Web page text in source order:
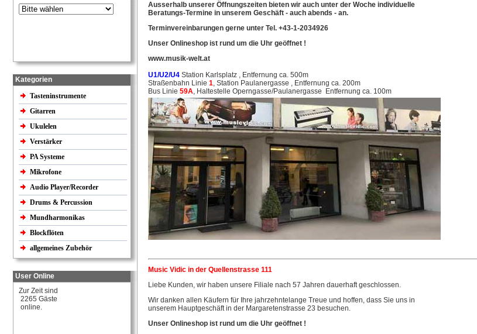
Kategorien
Tasteninstrumente
Gitarren
Ukulelen
Verstärker
PA Systeme
Mikrofone
Audio Player/Recorder
Drums & Percussion
Mundharmonikas
Blockflöten
allgemeines Zubehör
User Online
Zur Zeit sind
2265 Gäste
online.
Ausserhalb unserer Öffnungszeiten bieten wir auch unter der Woche individuelle
Beratungs-Termine in unserem Geschäft - auch abends - an.
Terminvereinbarungen gerne unter Tel. +43-1-2034926
Unser Onlineshop ist rund um die Uhr geöffnet !
www.musik-welt.at
U1/U2/U4 Station Karlsplatz , Entfernung ca. 500m
Straßenbahn Linie 1, Station Paulanergasse , Entfernung ca. 200m
Bus Linie 59A, Haltestelle Operngasse/Paulanergasse Entfernung ca. 100m
Music Vidic in der Quellenstrasse 111
Liebe Kunden, wir haben unsere Filiale nach 57 Jahren dauerhaft geschlossen.
Wir danken allen Käufern für Ihre jahrzehntelange Treue und hoffen, dass Sie uns in
unserem Hauptgeschäft in der Margaretenstrasse 23 besuchen.
Unser Onlineshop ist rund um die Uhr geöffnet !